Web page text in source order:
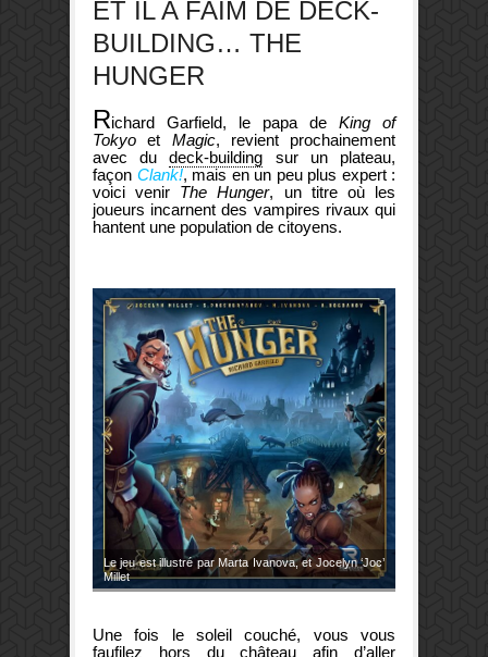
ET IL A FAIM DE DECK-
BUILDING… THE
HUNGER
Richard Garfield, le papa de King of
Tokyo et Magic, revient prochainement
avec dudeck-building sur un plateau,
façon Clank!, mais en un peu plus expert :
voici venir The Hunger, un titre où les
joueurs incarnent des vampires rivaux qui
hantent une population de citoyens.
Le jeu est illustré par Marta Ivanova, et Jocelyn ‘Joc’
Millet
Une fois le soleil couché, vous vous
faufilez hors du château afin d’aller